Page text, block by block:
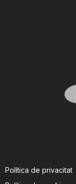
g
Política de privacitat